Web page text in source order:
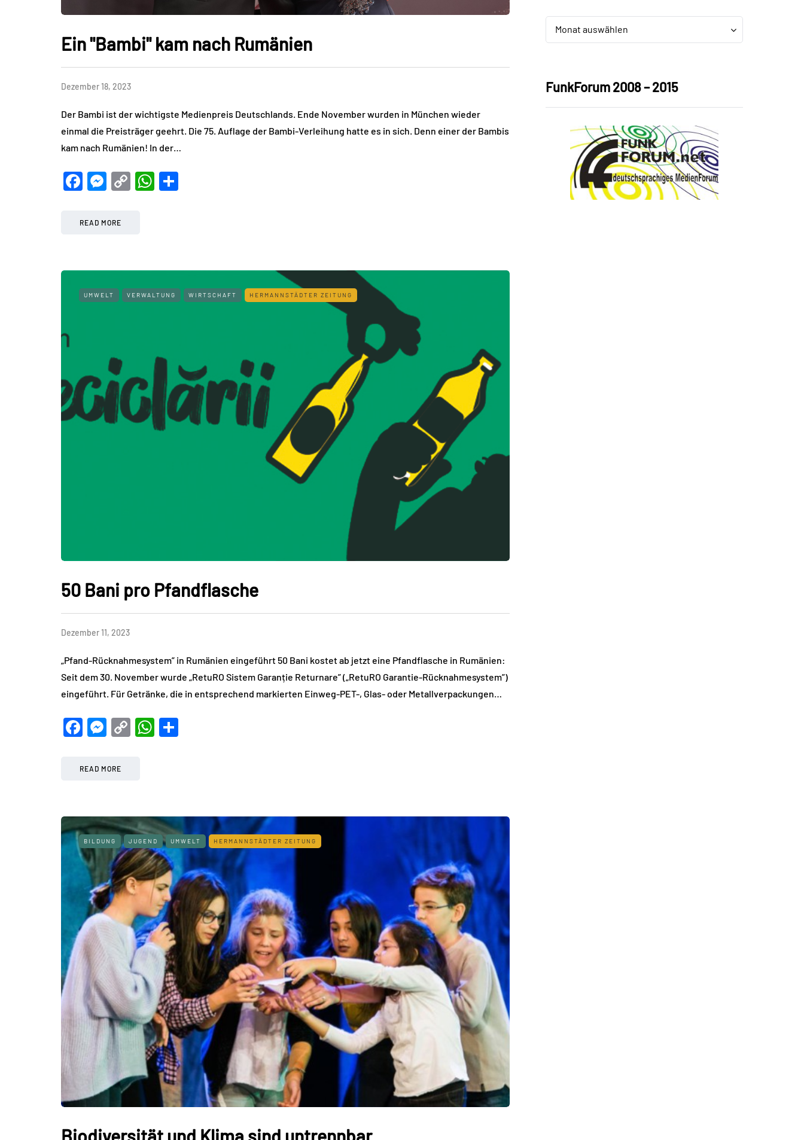
Ein "Bambi" kam nach Rumänien
Dezember 18, 2023
Der Bambi ist der wichtigste Medienpreis Deutschlands. Ende November wurden in München wieder
einmal die Preisträger geehrt. Die 75. Auflage der Bambi-Verleihung hatte es in sich. Denn einer der Bambis
kam nach Rumänien! In der…
Facebook
Messenger
CopyWhatsApp
READ MORE
UMWELT VERWALTUNG WIRTSCHAFT HERMANNSTÄDTER ZEITUNG
50 Bani pro Pfandflasche
Dezember 11, 2023
„Pfand-Rücknahmesystem” in Rumänien eingeführt 50 Bani kostet ab jetzt eine Pfandflasche in Rumänien:
Seit dem 30. November wurde „RetuRO Sistem Garanție Returnare” („RetuRO Garantie-Rücknahmesystem”)
eingeführt. Für Getränke, die in entsprechend markierten Einweg-PET-, Glas- oder Metallverpackungen…
Facebook
Messenger
CopyWhatsApp
READ MORE
BILDUNG JUGEND UMWELT HERMANNSTÄDTER ZEITUNG
Archiv
Monat auswählen
Archiv
FunkForum 2008 – 2015